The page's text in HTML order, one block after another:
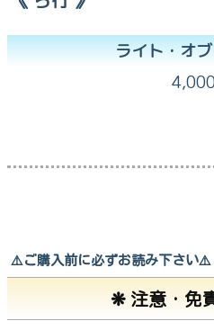
ライト・オ
⚠️ご購入前に必ずお読み下さい⚠️
❋ 注意・免